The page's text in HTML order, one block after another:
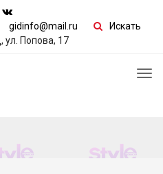
gidinfo@mail.ru
Искать
ул. Попова, 17